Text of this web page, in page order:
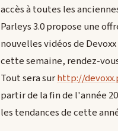
accès à toutes les
Parleys 3.0 propose une
nouvelles vidéos de
cette semaine, rendez-
Tout sera surhttp://
partir de la fin de l'année
les tendances de cette